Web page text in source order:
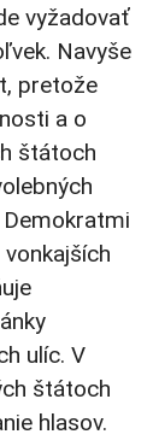
vyžadovať
Navyše
pretože
a o
štátoch
ulíc. V
štátoch
hlasov.